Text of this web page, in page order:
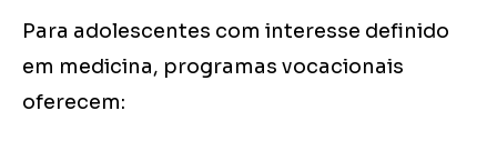
Para adolescentes com interesse definido
em medicina, programas vocacionais
oferecem: